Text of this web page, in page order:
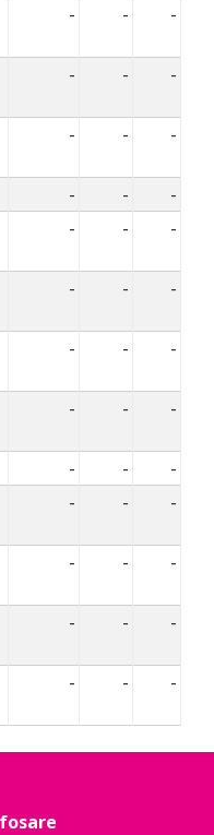
- - -
- - -
- - -
- -
-
- - -
- - -
- - -
- - -
- -
-
- - -
- - -
- - -
- - -